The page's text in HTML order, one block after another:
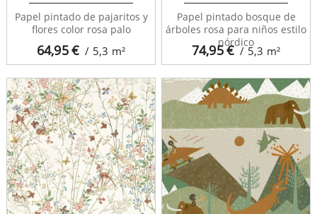
64,95€ / 5,3 m²
Papel pintado de pajaritos y
flores color rosa palo
74,95€ / 5,3 m²
Papel pintado bosque de
árboles rosa para niños estilo
nórdico